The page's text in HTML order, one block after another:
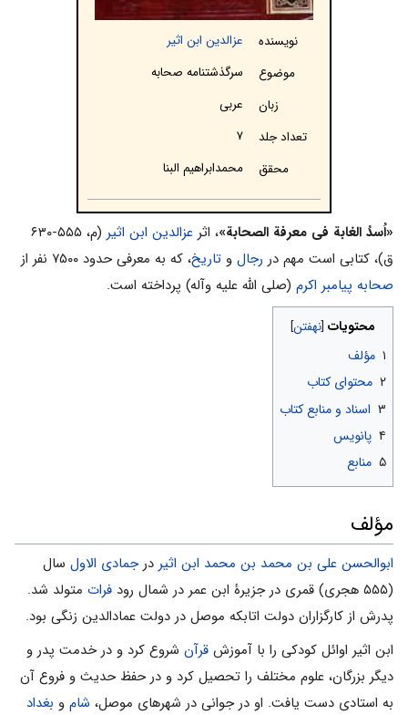
نویسنده
عزالدین ابن اثیر
موضوع
سرگذشتنامه صحابه
زبان
عربی
تعداد جلد
۷
محقق
محمدابراهیم البنا
«اُسدُ الغابة فی معرفة الصحابة»، اثر عزالدین ابن اثیر
(م، ۵۵۵-۶۳۰
ق)، کتابى است مهم در رجال و تاریخ، که به معرفى حدود ۷۵۰۰ نفر از
صحابه پیامبر اکرم (صلی الله علیه وآله) پرداخته است.
محتویات
۱ مؤلف
۲ محتوای کتاب
۳ اسناد و منابع کتاب
۴ پانویس
۵ منابع
مؤلف
ابوالحسن علی بن محمد بن محمد ابن اثیر درجمادی الاول سال
(۵۵۵ هجری) قمری در جزیرۀ ابن عمر در شمال رود
فرات متولد شد.
پدرش از کارگزاران دولت اتابکه موصل در دولت عمادالدین زنگی بود.
ابن اثیر اوائل کودکی را با آموزش قرآن شروع کرد و در خدمت پدر و
دیگر بزرگان، علوم مختلف را تحصیل کرد و در حفظ حدیث و فروع آن
به استادى دست یافت. او در جوانی در شهرهای موصل، شام و بغداد